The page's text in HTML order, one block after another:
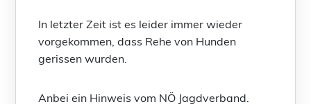
In letzter Zeit ist es leider immer wieder
vorgekommen, dass Rehe von Hunden
gerissen wurden.
Anbei ein Hinweis vom NÖ Jagdverband.